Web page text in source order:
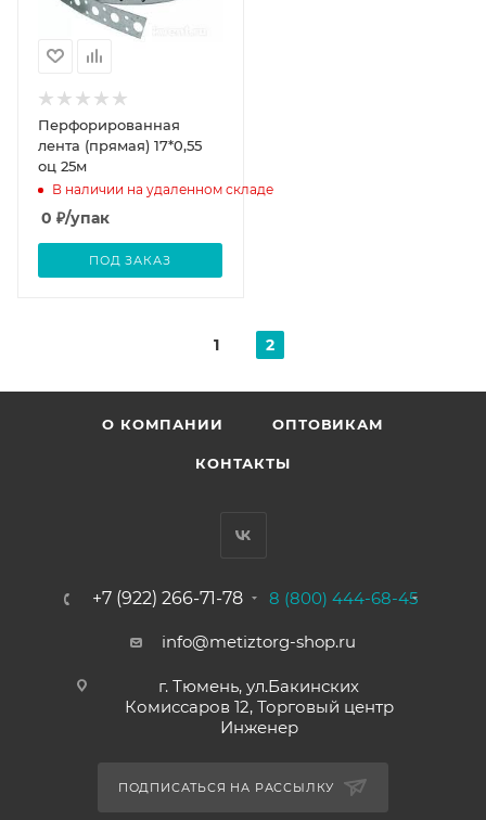
Перфорированная
лента (прямая) 17*0,55
оц 25м
В наличии на удаленном складе
0 ₽/упак
ПОД ЗАКАЗ
1 2
О КОМПАНИИ ОПТОВИКАМ
КОНТАКТЫ
+7 (922) 266-71-78 8 (800) 444-68-45
info@metiztorg-shop.ru
г. Тюмень, ул.Бакинских
Комиссаров 12, Торговый центр
Инженер
ПОДПИСАТЬСЯ НА РАССЫЛКУ